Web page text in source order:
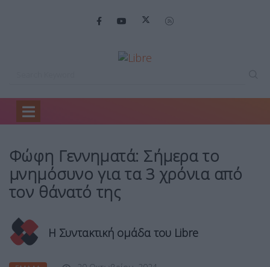
Home
Φώφη Γεννηματά: Σήμερα το
μνημόσυνο για τα 3 χρόνια από
τον θάνατό της
Η Συντακτική ομάδα του Libre